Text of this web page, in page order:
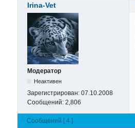
Irina-Vet
Модератор
Неактивен
Зарегистрирован: 07.10.2008
Сообщений: 2,806
Сообщений [ 4 ]